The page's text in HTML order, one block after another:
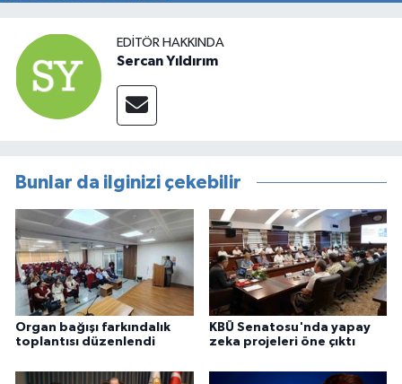
EDITÖR HAKKINDA
Sercan Yıldırım
Bunlar da ilginizi çekebilir
Organ bağışı farkındalık
toplantısı düzenlendi
KBÜ Senatosu'nda yapay
zeka projeleri öne çıktı